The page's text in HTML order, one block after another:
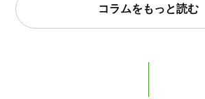
コラムをもっと読む